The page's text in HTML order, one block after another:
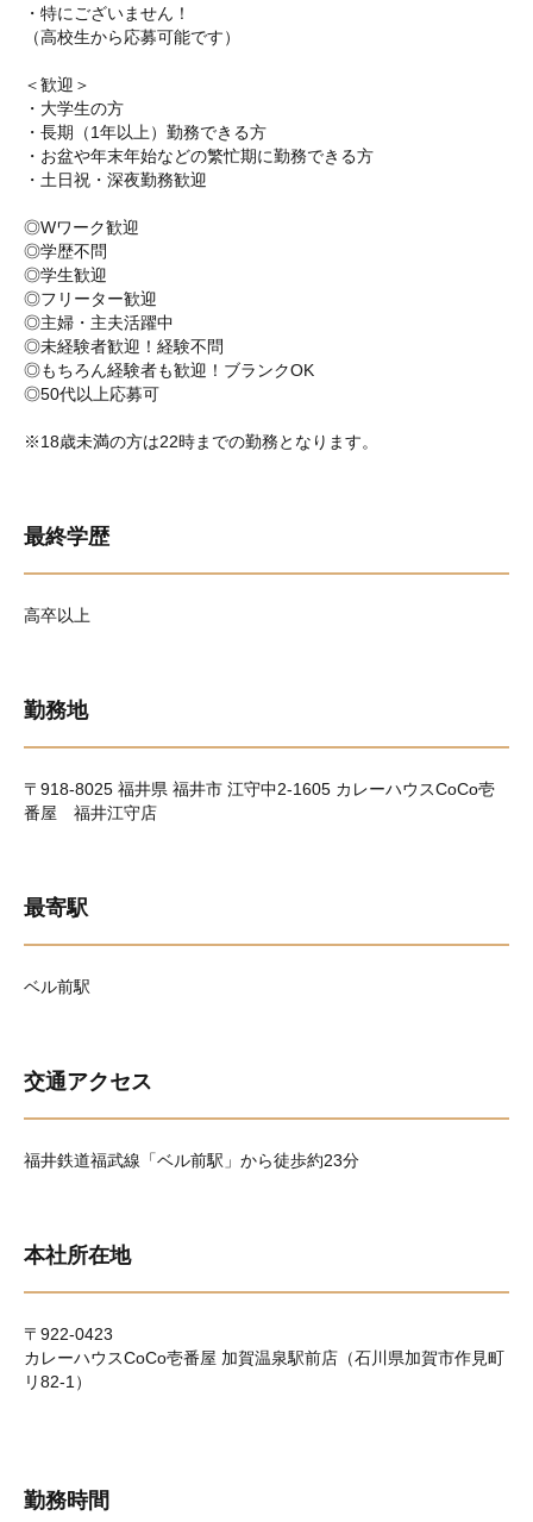
・特にございません！
（高校生から応募可能です）
＜歓迎＞
・大学生の方
・長期（1年以上）勤務できる方
・お盆や年末年始などの繁忙期に勤務できる方
・土日祝・深夜勤務歓迎
◎Wワーク歓迎
◎学歴不問
◎学生歓迎
◎フリーター歓迎
◎主婦・主夫活躍中
◎未経験者歓迎！経験不問
◎もちろん経験者も歓迎！ブランクOK
◎50代以上応募可
※18歳未満の方は22時までの勤務となります。
最終学歴
高卒以上
勤務地
〒918-8025 福井県 福井市 江守中2-1605 カレーハウスCoCo壱
番屋 福井江守店
最寄駅
ベル前駅
交通アクセス
福井鉄道福武線「ベル前駅」から徒歩約23分
本社所在地
〒922-0423
カレーハウスCoCo壱番屋 加賀温泉駅前店（石川県加賀市作見町
リ82-1）
勤務時間